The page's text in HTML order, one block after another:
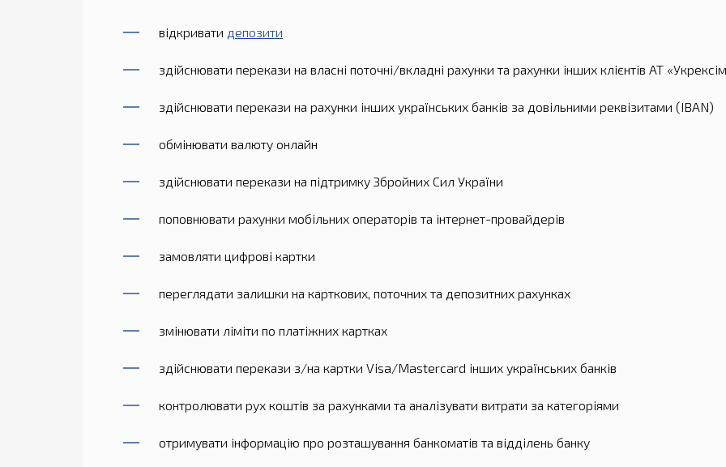
відкривати депозити
здійснювати перекази на власні поточні/вкладні рахунки та рахунки інших клієнтів АТ
здійснювати перекази на рахунки інших українських банків за довільними реквізитами (IBAN)
обмінювати валюту онлайн
здійснювати перекази на підтримку Збройних Сил України
поповнювати рахунки мобільних операторів та інтернет-провайдерів
замовляти цифрові картки
переглядати залишки на карткових, поточних та депозитних рахунках
змінювати ліміти по платіжних картках
здійснювати перекази з/на картки Visa/Mastercard інших українських банків
контролювати рух коштів за рахунками та аналізувати витрати за категоріями
отримувати інформацію про розташування банкоматів та відділень банку